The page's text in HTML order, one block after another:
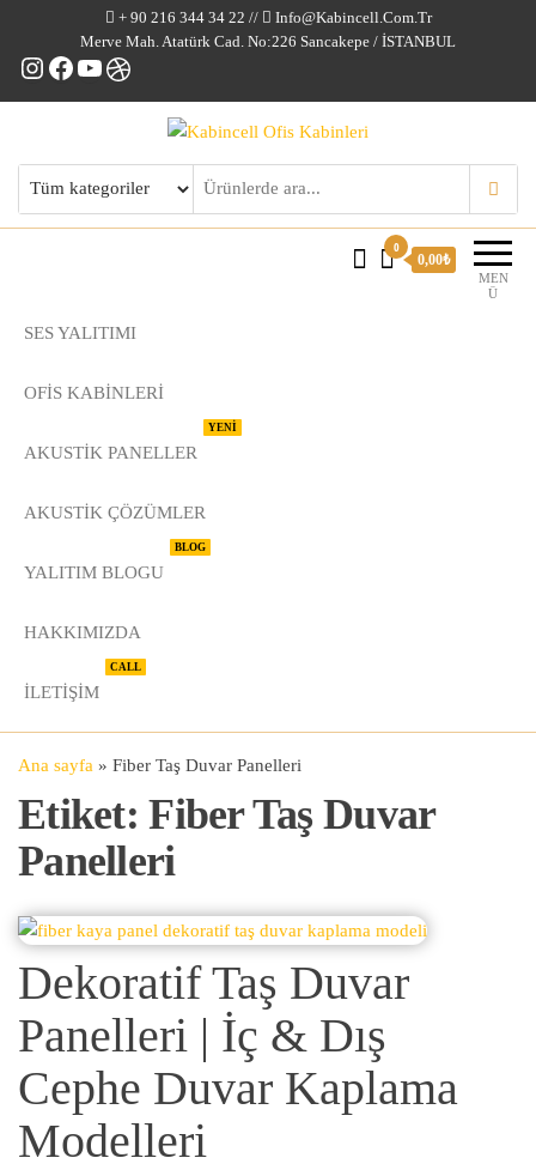
+ 90 216 344 34 22 //
Info@kabincell.com.tr
Merve Mah. Atatürk Cad. No:226 Sancakepe / İSTANBUL
Instagram
Facebook
YouTube
Dribbble
Kabincell Ofis Kabinleri
MEN
Ü
0
0,00₺
SES YALITIMI
OFİS KABİNLERİ
AKUSTİK PANELLER
YENİ
AKUSTIK ÇÖZÜMLER
YALITIM BLOGU
BLOG
HAKKIMIZDA
İLETIŞIM
CALL
Ana sayfa » Fiber Taş Duvar Panelleri
Etiket:Fiber Taş Duvar
Panelleri
Dekoratif Taş Duvar
Panelleri | İç & Dış
Cephe Duvar Kaplama
Modelleri